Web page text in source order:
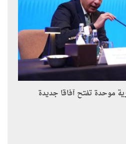
موحدة تفتح آفاقًا جديدة